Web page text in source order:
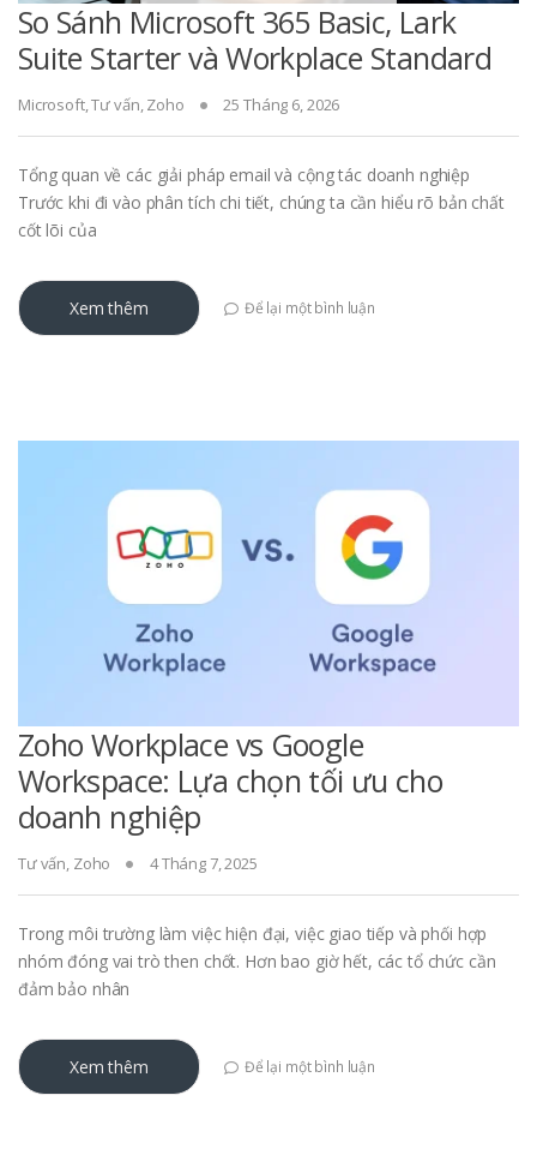
So Sánh Microsoft 365 Basic, Lark
Suite Starter và Workplace Standard
Microsoft,Tư vấn,Zoho 25 Tháng 6, 2026
Tổng quan về các giải pháp email và cộng tác doanh nghiệp
Trước khi đi vào phân tích chi tiết, chúng ta cần hiểu rõ bản chất
cốt lõi của
Xem thêm Để lại một bình luận
Zoho Workplace vs Google
Workspace: Lựa chọn tối ưu cho
doanh nghiệp
Tư vấn, Zoho 4 Tháng 7, 2025
Trong môi trường làm việc hiện đại, việc giao tiếp và phối hợp
nhóm đóng vai trò then chốt. Hơn bao giờ hết, các tổ chức cần
đảm bảo nhân
Xem thêm Để lại một bình luận